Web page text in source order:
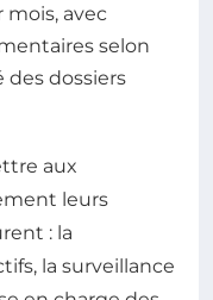
avec
selon
des dossiers
aux
leurs
: la
la surveillance